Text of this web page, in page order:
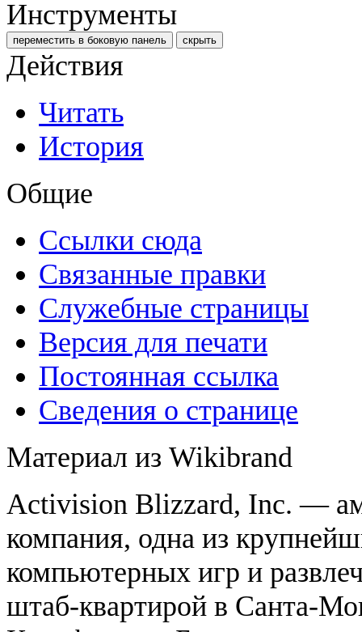
Инструменты
переместить в боковую панель скрыть
Действия
Читать
История
Общие
Ссылки сюда
Связанные правки
Служебные страницы
Версия для печати
Постоянная ссылка
Сведения о странице
Материал из Wikibrand
Activision Blizzard, Inc. —
компания, одна из
компьютерных игр и
штаб-квартирой в Санта-